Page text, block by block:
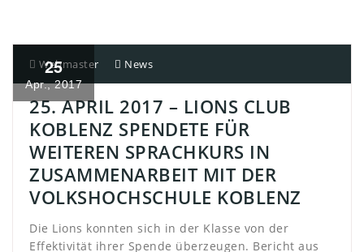
25
Apr., 2017
Webmaster News
25. APRIL 2017 – LIONS CLUB
KOBLENZ SPENDETE FÜR
WEITEREN SPRACHKURS IN
ZUSAMMENARBEIT MIT DER
VOLKSHOCHSCHULE KOBLENZ
Die Lions konnten sich in der Klasse von der
Effektivität ihrer Spende überzeugen. Bericht aus